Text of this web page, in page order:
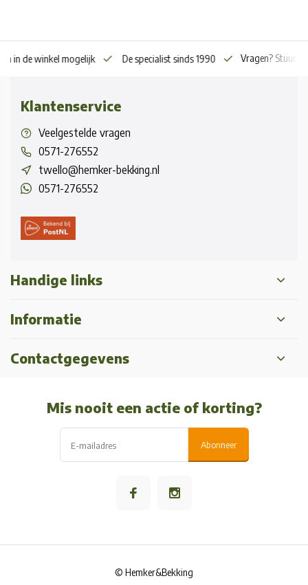
in de winkel mogelijk De specialist sinds 1990 Vragen? Stuur
Klantenservice
Veelgestelde vragen
0571-276552
twello@hemker-bekking.nl
0571-276552
Handige links
Informatie
Contactgegevens
Mis nooit een actie of korting?
Abonneer
© Hemker&Bekking